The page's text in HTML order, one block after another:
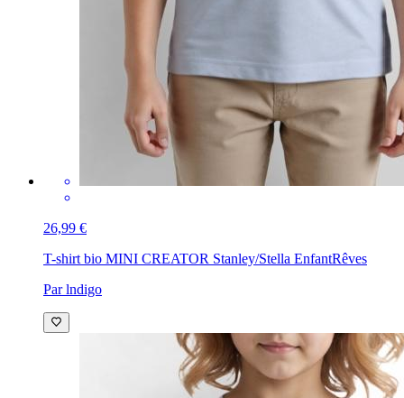
26,99 €
T-shirt bio MINI CREATOR Stanley/Stella EnfantRêves
Par lndigo